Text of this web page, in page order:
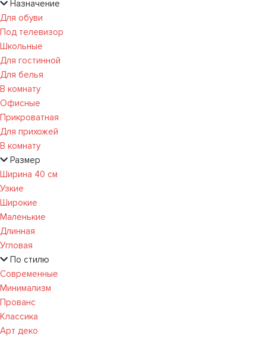
Назначение
Для обуви
Под телевизор
Школьные
Для гостинной
Для белья
В комнату
Офисные
Прикроватная
Для прихожей
В комнату
Размер
Ширина 40 см
Узкие
Широкие
Маленькие
Длинная
Угловая
По стилю
Современные
Минимализм
Прованс
Классика
Арт деко